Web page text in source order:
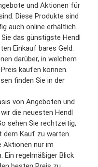
und Aktionen für
Diese Produkte sind
auch online erhältlich.
das günstigste Hendl
Einkauf bares Geld.
darüber, in welchem
kaufen können.
finden Sie in der
von Angeboten und
die neuesten Hendl
sehen Sie rechtzeitig,
Kauf zu warten.
Aktionen nur im
regelmäßiger Blick